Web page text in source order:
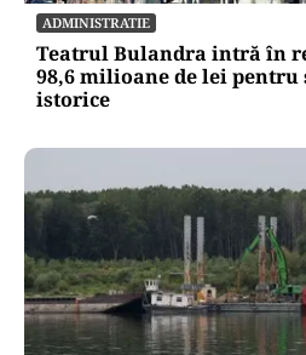
ADMINISTRATIE
Teatrul Bulandra intră în
98,6 milioane de lei pentru
istorice